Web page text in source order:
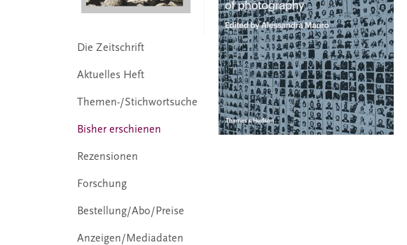
Die Zeitschrift
Aktuelles Heft
Themen-/Stichwortsuche
Bisher erschienen
Rezensionen
Forschung
Bestellung/Abo/Preise
Anzeigen/Mediadaten